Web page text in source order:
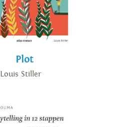
Plot
Louis Stiller